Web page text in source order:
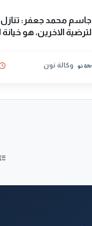
جاسم محمد جعفر: تنازل
لترضية الاخرين، هو
وكالة نون